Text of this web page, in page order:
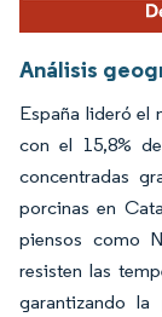
Análisis
España lideró el
con el 15,8%
concentradas
porcinas en
piensos como
resisten las
garantizando